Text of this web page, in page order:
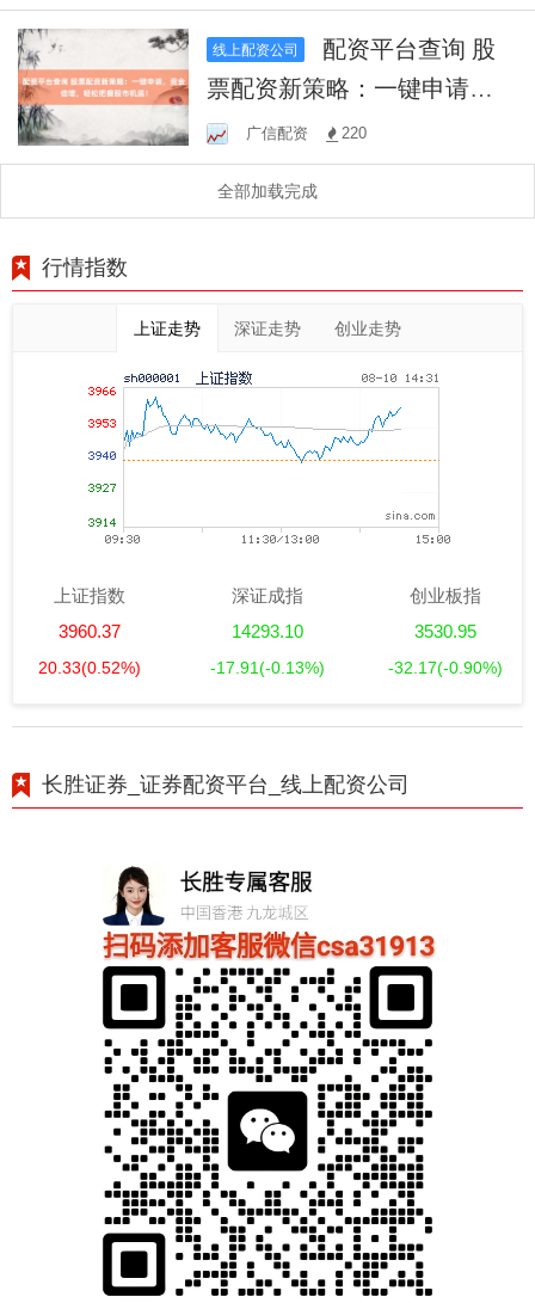
天！
线上配资公司
票配资新策略：一键申请，
资金倍增，轻松把握股市机
遇！
广信配资 220
全部加载完成
行情指数
上证走势 深证走势 创业走势
上证指数
3960.37
20.33(0.52%)
深证成指
14293.10
-17.91(-0.13%)
创业板指
3530.95
-32.17(-0.90%)
长胜证券_证券配资平台_线上配资公司